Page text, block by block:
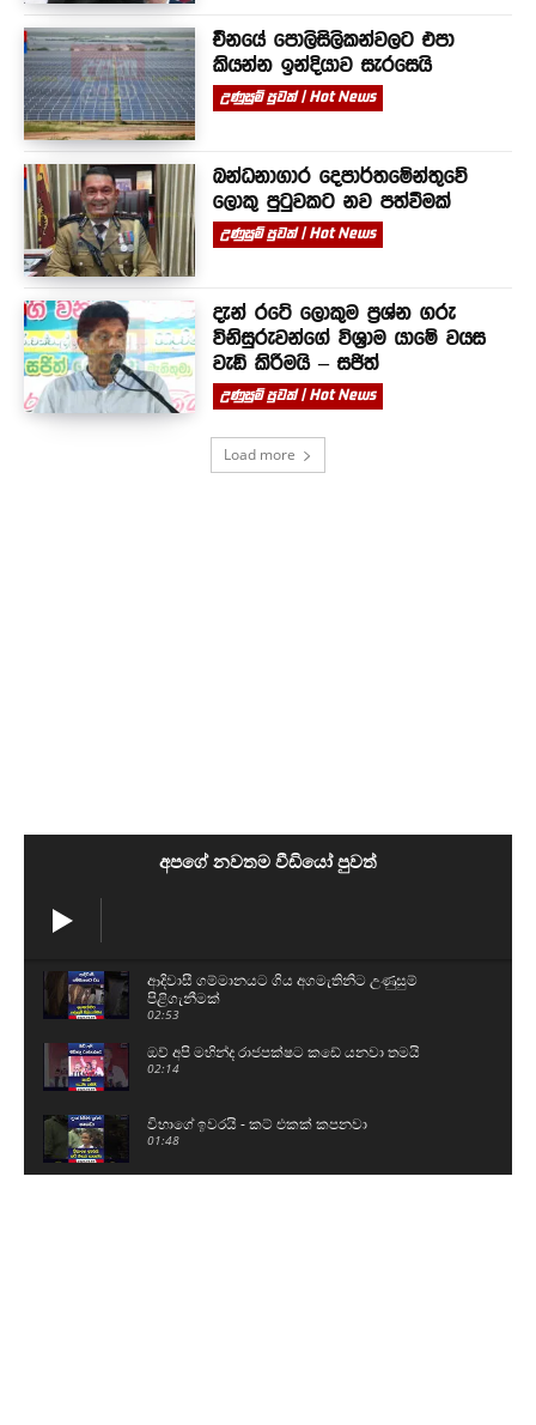
චීනයේ පොලිසිලිකන්වලට එපා
කියන්න ඉන්දියාව සැරසෙයි
උණුසුම් පුවත් | Hot News
බන්ධනාගාර දෙපාර්තමේන්තුවේ
ලොකු පුටුවකට නව පත්වීමක්
උණුසුම් පුවත් | Hot News
දැන් රටේ ලොකුම ප්‍රශ්න ගරු
විනිසුරුවන්ගේ විශ්‍රාම යාමේ වයස
වැඩි කිරීමයි – සජිත්
උණුසුම් පුවත් | Hot News
Load more
අපගේ නවතම වීඩියෝ පුවත්
ආදිවාසී ගම්මානයට ගිය අගමැතිනිට උණුසුම්
පිළිගැනීමක්
02:53
ඔව් අපි මහින්ද රාජපක්ෂට කඩේ යනවා තමයි
02:14
විභාගේ ඉවරයි - කට් එකක් කපනවා
01:48